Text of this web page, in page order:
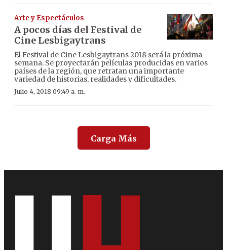
Arte y Espectáculos
A pocos días del Festival de
Cine Lesbigaytrans
El Festival de Cine Lesbigaytrans 2018 será la próxima
semana. Se proyectarán películas producidas en varios
países de la región, que retratan una importante
variedad de historias, realidades y dificultades.
Julio 4, 2018 09:49 a. m.
Carga Más